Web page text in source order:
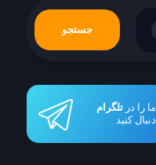
جستجو
ما را در تلگرام
دنبال کنید